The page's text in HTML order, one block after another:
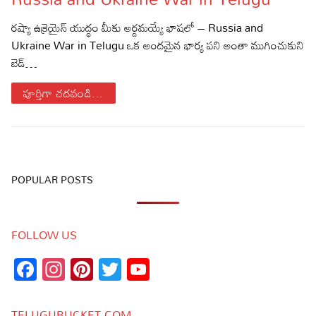
Sports
Poetry
Lyrics
Articles
Devotional
Christianity
Hindi
Tamil
Gallery*
రష్యా ఉక్రెయైన్ యుద్ధం మీకు అర్దమయ్యే భాషలో – Russia and
Ukraine War in Telugu ఒక అందమైన భార్య పని అంతా ముగించుకుని
బెడ్…
పూర్తిగా చదవండి...
POPULAR POSTS
FOLLOW US
Facebook
Instagram
Pinterest
Twitter